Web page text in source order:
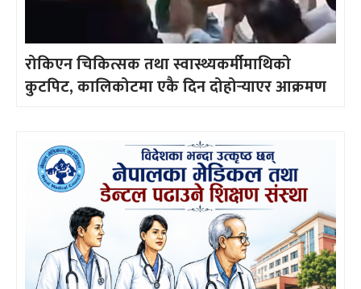
रोकिएन चिकित्सक तथा स्वास्थ्यकर्मीमाथिको
कुटपिट, कालिकोटमा एकै दिन दोहोर्‍याएर आक्रमण